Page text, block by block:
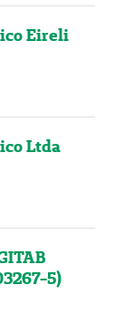
Eireli
Ltda
5)